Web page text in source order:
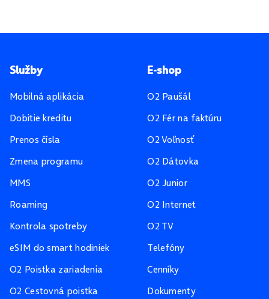
Pätička stránky
Služby
Mobilná aplikácia
Dobitie kreditu
Prenos čísla
Zmena programu
MMS
Roaming
Kontrola spotreby
eSIM do smart hodiniek
O2 Poistka zariadenia
O2 Cestovná poistka
E-shop
O2 Paušál
O2 Fér na faktúru
O2 Voľnosť
O2 Dátovka
O2 Junior
O2 Internet
O2 TV
Telefóny
Cenníky
Dokumenty